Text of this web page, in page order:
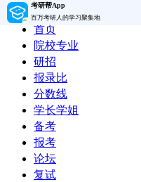
考研帮App
百万考研人的学习聚集地
首页
院校专业
研招
报录比
分数线
学长学姐
备考
报考
论坛
复试